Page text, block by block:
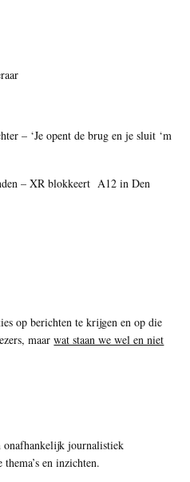
– ‘Je opent de brug en je sluit ‘m
– XR blokkeert A12 in Den
op berichten te krijgen en op die
maarwat staan we wel en niet
onafhankelijk journalistiek
en inzichten.